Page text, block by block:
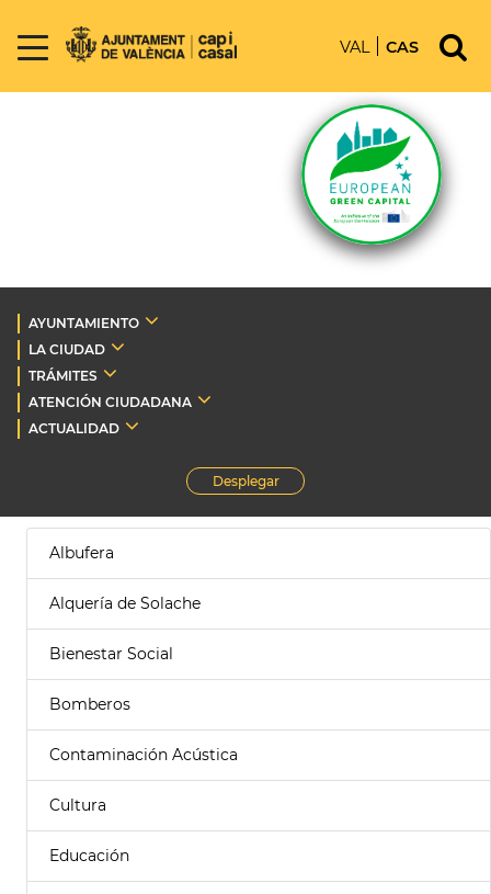
VAL CAS
AYUNTAMIENTO
LA CIUDAD
TRÁMITES
ATENCIÓN CIUDADANA
ACTUALIDAD
Desplegar
Albufera
Alquería de Solache
Bienestar Social
Bomberos
Contaminación Acústica
Cultura
Educación